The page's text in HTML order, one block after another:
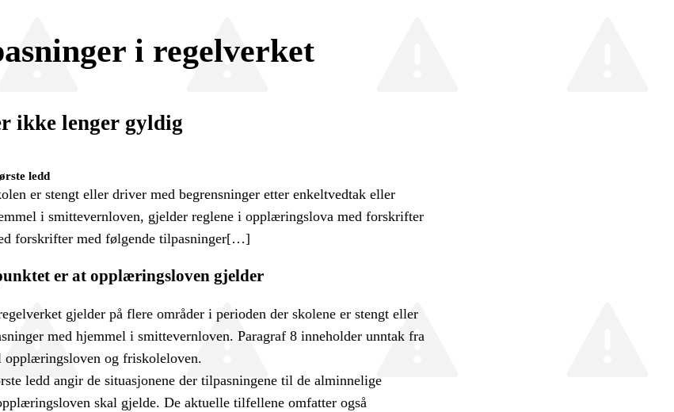
i regelverket
ikke lenger gyldig
ledd
er stengt eller driver med begrensninger etter enkeltvedtak eller
i smittevernloven, gjelder reglene i opplæringslova med forskrifter
forskrifter med følgende tilpasninger[…]
er at opplæringsloven gjelder
gjelder på flere områder i perioden der skolene er stengt eller
med hjemmel i smittevernloven. Paragraf 8 inneholder unntak fra
opplæringsloven og friskoleloven.
ledd angir de situasjonene der tilpasningene til de alminnelige
skal gjelde. De aktuelle tilfellene omfatter også